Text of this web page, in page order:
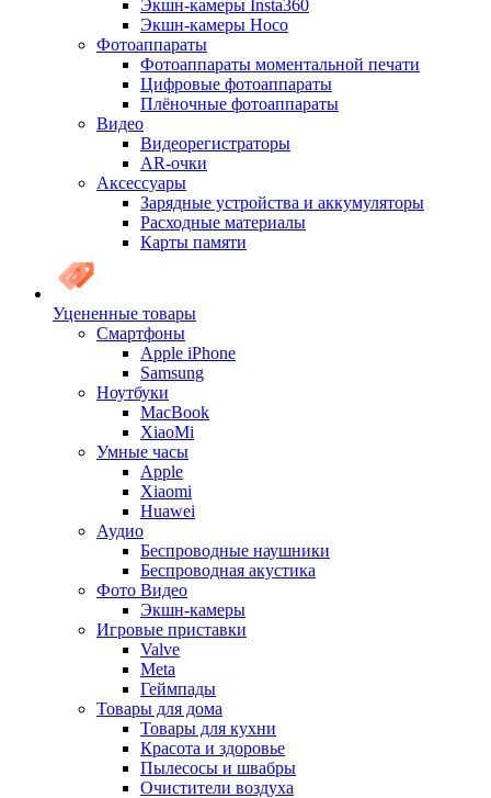
Экшн-камеры Insta360
Экшн-камеры Hoco
Фотоаппараты
Фотоаппараты моментальной печати
Цифровые фотоаппараты
Плёночные фотоаппараты
Видео
Видеорегистраторы
AR-очки
Аксессуары
Зарядные устройства и аккумуляторы
Расходные материалы
Карты памяти
Уцененные товары
Cмартфоны
Apple iPhone
Samsung
Ноутбуки
MacBook
XiaoMi
Умные часы
Apple
Xiaomi
Huawei
Аудио
Беспроводные наушники
Беспроводная акустика
Фото Видео
Экшн-камеры
Игровые приставки
Valve
Meta
Геймпады
Товары для дома
Товары для кухни
Красота и здоровье
Пылесосы и швабры
Очистители воздуха